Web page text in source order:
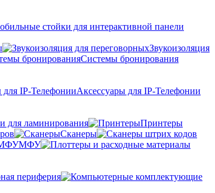
стойки для интерактивной панели
Звукоизоляция
Системы бронирования
Аксессуары для IP-Телефонии
для ламинирования
Принтеры
Сканеры
МФУ
периферия